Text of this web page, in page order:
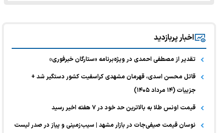
اخبار پربازدید
تقدیر از مصطفی احمدی در ویژه‌برنامه «ستارگان خبرفوری»
قاتل محسن اسدی، قهرمان مشهدی کراسفیت کشور دستگیر شد +
جزییات (۱۴ مرداد ۱۴۰۵)
قیمت اونس طلا به بالاترین حد خود در ۷ هفته اخیر رسید
نوسان قیمت صیفی‌جات در بازار مشهد | سیب‌زمینی و پیاز در صدر لیست